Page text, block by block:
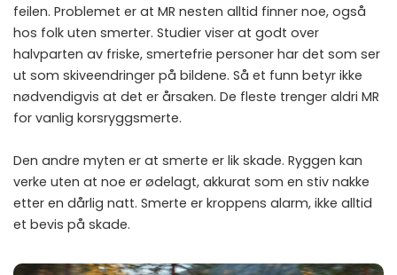
feilen. Problemet er at MR nesten alltid finner noe, også
hos folk uten smerter. Studier viser at godt over
halvparten av friske, smertefrie personer har det som ser
ut som skiveendringer på bildene. Så et funn betyr ikke
nødvendigvis at det er årsaken. De fleste trenger aldri MR
for vanlig korsryggsmerte.
Den andre myten er at smerte er lik skade. Ryggen kan
verke uten at noe er ødelagt, akkurat som en stiv nakke
etter en dårlig natt. Smerte er kroppens alarm, ikke alltid
et bevis på skade.